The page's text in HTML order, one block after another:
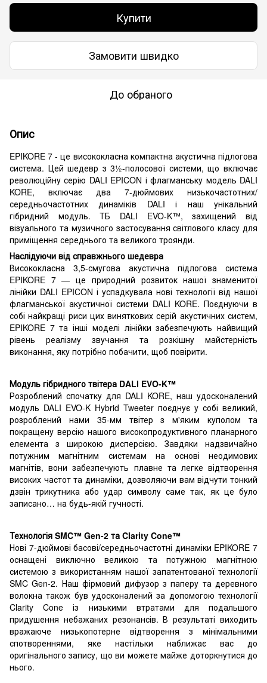
Купити
Замовити швидко
До обраного
Опис
EPIKORE 7 - це висококласна компактна акустична підлогова
система. Цей шедевр з 3½-полосової системи, що включає
революційну серію DALI EPICON і флагманську модель DALI
KORE, включає два 7-дюймових низькочастотних/
середньочастотних динаміків DALI і наш унікальний
гібридний модуль. ТБ DALI EVO-K™, захищений від
візуального та музичного застосування світлового класу для
приміщення середнього та великого троянди.
Наслідуючи від справжнього шедевра
Висококласна 3,5-смугова акустична підлогова система
EPIKORE 7 — це природний розвиток нашої знаменитої
лінійки DALI EPICON і успадкувала нові технології від нашої
флагманської акустичної системи DALI KORE. Поєднуючи в
собі найкращі риси цих виняткових серій акустичних систем,
EPIKORE 7 та інші моделі лінійки забезпечують найвищий
рівень реалізму звучання та розкішну майстерність
виконання, яку потрібно побачити, щоб повірити.
Модуль гібридного твітера DALI EVO-K™
Розроблений спочатку для DALI KORE, наш удосконалений
модуль DALI EVO-K Hybrid Tweeter поєднує у собі великий,
розроблений нами 35-мм твітер з м'яким куполом та
покращену версію нашого високопродуктивного планарного
елемента з широкою дисперсією. Завдяки надзвичайно
потужним магнітним системам на основі неодимових
магнітів, вони забезпечують плавне та легке відтворення
високих частот та динаміки, дозволяючи вам відчути тонкий
дзвін трикутника або удар символу саме так, як це було
записано… на будь-якій гучності.
Технологія SMC™ Gen-2 та Clarity Cone™
Нові 7-дюймові басові/середньочастотні динаміки EPIKORE 7
оснащені виключно великою та потужною магнітною
системою з використанням нашої запатентованої технології
SMC Gen-2. Наш фірмовий дифузор з паперу та деревного
волокна також був удосконалений за допомогою технології
Clarity Cone із низькими втратами для подальшого
придушення небажаних резонансів. В результаті виходить
вражаюче низькопотерне відтворення з мінімальними
спотвореннями, яке настільки наближає вас до
оригінального запису, що ви можете майже доторкнутися до
нього.